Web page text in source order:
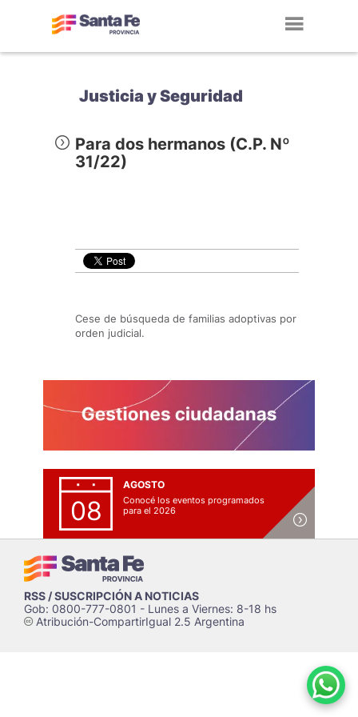
Justicia y Seguridad
Para dos hermanos (C.P. Nº
31/22)
Cese de búsqueda de familias adoptivas por
orden judicial.
08
AGOSTO
Conocé los eventos programados
para el 2026
RSS / SUSCRIPCIÓN A NOTICIAS
Gob: 0800-777-0801 - Lunes a Viernes: 8-18 hs
cAtribución-CompartirIgual 2.5 Argentina